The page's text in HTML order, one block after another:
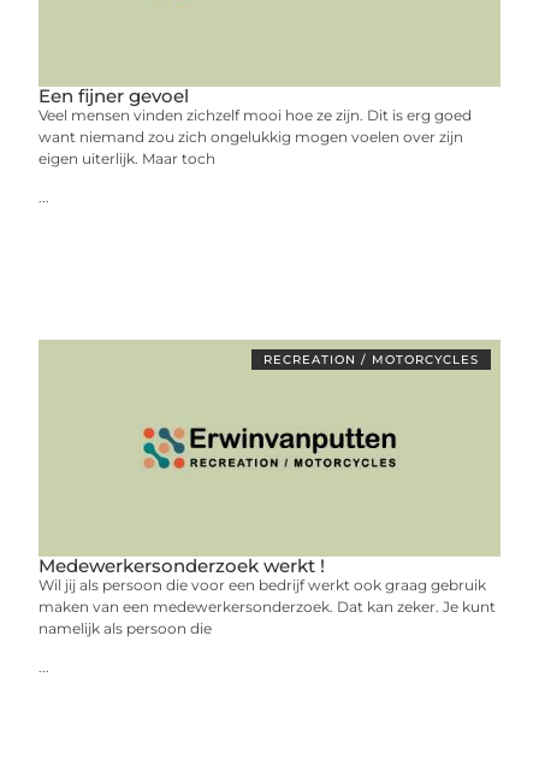
Een fijner gevoel
Veel mensen vinden zichzelf mooi hoe ze zijn. Dit is erg goed
want niemand zou zich ongelukkig mogen voelen over zijn
eigen uiterlijk. Maar toch
RECREATION / MOTORCYCLES
Medewerkersonderzoek werkt !
Wil jij als persoon die voor een bedrijf werkt ook graag gebruik
maken van een medewerkersonderzoek. Dat kan zeker. Je kunt
namelijk als persoon die